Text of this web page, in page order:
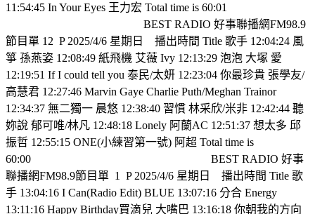
11:54:45 In Your Eyes 王力宏 Total time is 60:01
BEST RADIO 好事聯播網FM98.9
節目單 12 P 2025/4/6 星期日
播出時間 Title 歌手 12:04:24 風
箏 孫燕姿 12:08:49 紙飛機 艾薇 Ivy 12:13:29 泡泡 大塚 愛
12:19:51 If I could tell you 泰民/太妍 12:23:04 你最珍貴 張學友/
高慧君 12:27:46 Marvin Gaye Charlie Puth/Meghan Trainor
12:34:37 無二獨一 晨悠 12:38:40 習慣 林采欣/米非 12:42:44 聽
妳說 郁可唯/林凡 12:48:18 Lonely 阿蘭AC 12:51:37 想太多 邱
振哲 12:55:15 ONE(小練習第一號) 阿超 Total time is
60:00
BEST RADIO 好事
聯播網FM98.9節目單 1 P 2025/4/6 星期日
播出時間 Title 歌
手 13:04:16 I Can(Radio Edit) BLUE 13:07:16 分合 Energy
13:11:16 Happy Birthday買滴兒 大嘴巴 13:16:18 你朝我的方向